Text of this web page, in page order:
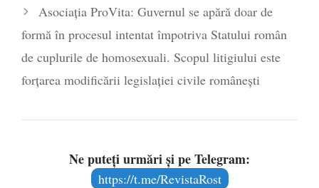
Asociația ProVita: Guvernul se apără doar de
formă în procesul intentat împotriva Statului român
de cuplurile de homosexuali. Scopul litigiului este
forțarea modificării legislației civile românești
Ne puteți urmări și pe Telegram:
https://t.me/RevistaRost